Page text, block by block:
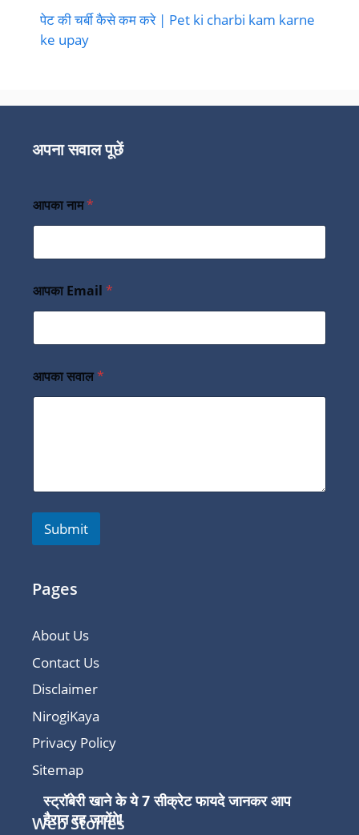
पेट की चर्बी कैसे कम करे | Pet ki charbi kam karne
ke upay
अपना सवाल पूछें
आपका नाम*
आपका Email *
आपका सवाल*
Submit
Pages
About Us
Contact Us
Disclaimer
NirogiKaya
Privacy Policy
Sitemap
Web Stories
स्ट्रॉबेरी खाने के ये 7 सीक्रेट फायदे जानकर आप
हैरान रह जायेंगे!